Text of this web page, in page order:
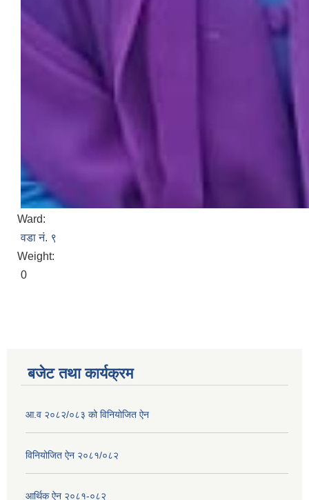
Ward:
वडा नं. ९
Weight:
0
बजेट तथा कार्यक्रम
आ.व २०८२/०८३ को विनियोजित ऐन
विनियोजित ऐन २०८१/०८२
आर्थिक ऐन २०८१-०८२